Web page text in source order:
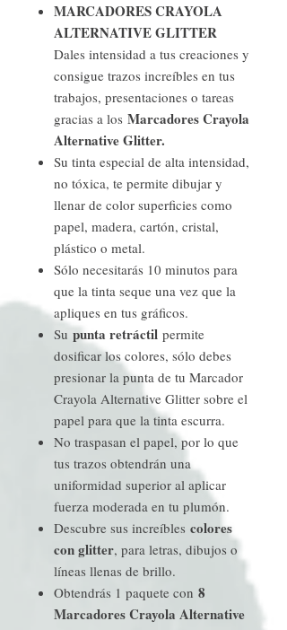
MARCADORES CRAYOLA
ALTERNATIVE GLITTER
Dales intensidad a tus creaciones y
consigue trazos increíbles en tus
trabajos, presentaciones o tareas
gracias a los Marcadores Crayola
Alternative Glitter.
Su tinta especial de alta intensidad,
no tóxica, te permite dibujar y
llenar de color superficies como
papel, madera, cartón, cristal,
plástico o metal.
Sólo necesitarás 10 minutos para
que la tinta seque una vez que la
apliques en tus gráficos.
Su punta retráctil permite
dosificar los colores, sólo debes
presionar la punta de tu Marcador
Crayola Alternative Glitter sobre el
papel para que la tinta escurra.
No traspasan el papel, por lo que
tus trazos obtendrán una
uniformidad superior al aplicar
fuerza moderada en tu plumón.
Descubre sus increíbles colores
con glitter, para letras, dibujos o
líneas llenas de brillo.
Obtendrás 1 paquete con 8
Marcadores Crayola Alternative